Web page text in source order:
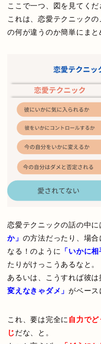
ここで一つ、図を見てくだ
これは、恋愛テクニック
の何が違うのか簡単にまと
恋愛テクニックの話の中に
か」 の方法だったり、場
なる！のように
「いかに
たりがけっこうあるなと。
あるいは、こうすれば彼は
変えなきゃダメ」 がベース
これ、要は完全に 自力で
じだな、と。